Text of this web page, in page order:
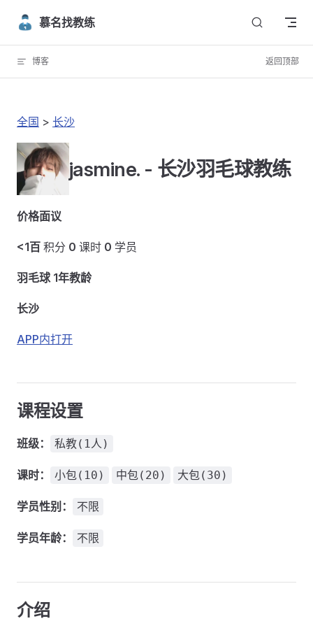
Skip to content
慕名找教练
博客 返回顶部
全国 > 长沙
jasmine. - 长沙羽毛球教练
价格面议
<1百 积分 0 课时 0 学员
羽毛球 1年教龄
长沙
APP内打开
课程设置
班级： 私教(1人)
课时： 小包(10) 中包(20) 大包(30)
学员性别： 不限
学员年龄： 不限
介绍